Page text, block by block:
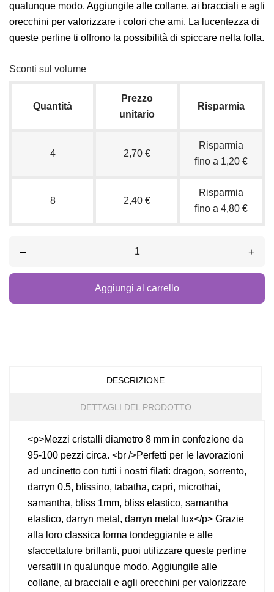
qualunque modo. Aggiungile alle collane, ai bracciali e agli
orecchini per valorizzare i colori che ami. La lucentezza di
queste perline ti offrono la possibilità di spiccare nella folla.
Sconti sul volume
Quantità
Prezzo
unitario
Risparmia
4 2,70 €
Risparmia
fino a 1,20 €
8 2,40 €
Risparmia
fino a 4,80 €
– +
Aggiungi al carrello
DESCRIZIONE
DETTAGLI DEL PRODOTTO
<p>Mezzi cristalli diametro 8 mm in confezione da
95-100 pezzi circa. <br />Perfetti per le lavorazioni
ad uncinetto con tutti i nostri filati: dragon, sorrento,
darryn 0.5, blissino, tabatha, capri, microthai,
samantha, bliss 1mm, bliss elastico, samantha
elastico, darryn metal, darryn metal lux</p> Grazie
alla loro classica forma tondeggiante e alle
sfaccettature brillanti, puoi utilizzare queste perline
versatili in qualunque modo. Aggiungile alle
collane, ai bracciali e agli orecchini per valorizzare